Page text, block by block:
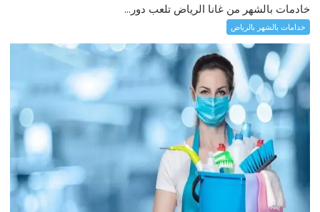
خادمات بالشهر من غانا الرياض تلعب دور...
خدامات بالشهر بالرياض